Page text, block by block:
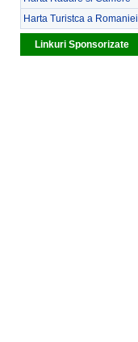
Harta Turistca a Romaniei
Linkuri Sponsorizate